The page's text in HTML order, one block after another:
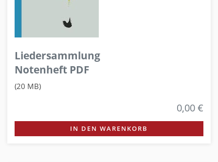
Liedersammlung
Notenheft PDF
(20 MB)
0,00 €
IN DEN WARENKORB